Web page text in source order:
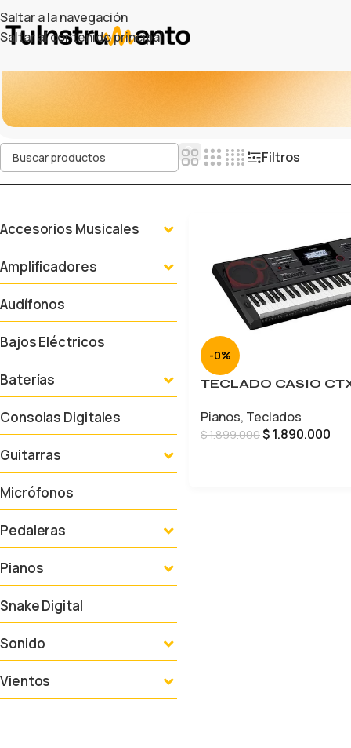
Saltar a la navegación
Saltar al contenido principal
Filtros
Accesorios Musicales
Amplificadores
Audífonos
Bajos Eléctricos
Baterías
Consolas Digitales
Guitarras
Micrófonos
Pedaleras
Pianos
Snake Digital
Sonido
Vientos
-0%
TECLADO CASIO
Pianos, Teclados
$1.899.000$ 1.890.000